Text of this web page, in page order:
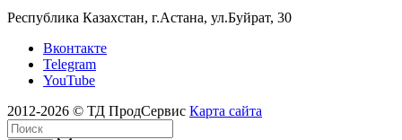
Республика Казахстан, г.Астана, ул.Буйрат, 30
Вконтакте
Telegram
YouTube
2012-2026 © ТД ПродСервис Карта сайта